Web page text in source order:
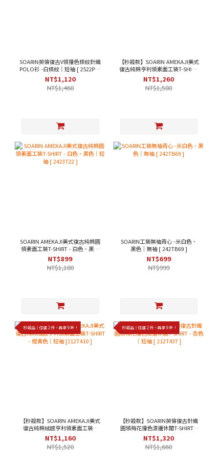
SOARIN英倫復古V領撞色條紋針織
POLO衫 -白條紋｜短袖 [ 2522P33
]
NT$1,120
NT$1,460
【秒殺款】SOARIN AMEKAJI美式
復古純棉亨利領素面工裝T-SHIRT
- 米黃色｜短袖 [ 2423T31 ]
NT$1,260
NT$1,580
SOARIN AMEKAJI美式復古純棉圓
領素面工裝T-SHIRT - 白色、黑色
｜短袖 [ 2423T22 ]
NT$899
NT$1,180
SOARIN工裝無袖背心 -米白色、
黑色｜無袖 [ 242TB69 ]
NT$699
NT$999
秒殺品｜任選 2 件，再享 9 折！
【秒殺款】SOARIN AMEKAJI美式
復古純棉絨感亨利領素面工裝T-
SHIRT - 橙黃色｜短袖 [212T410 ]
NT$1,160
NT$1,520
秒殺品｜任選 2 件，再享 9 折！
【秒殺款】SOARIN英倫復古針織
圓領梅花撞色滾邊休閒T-SHIRT -
杏色｜短袖 [ 212T437 ]
NT$1,320
NT$1,660